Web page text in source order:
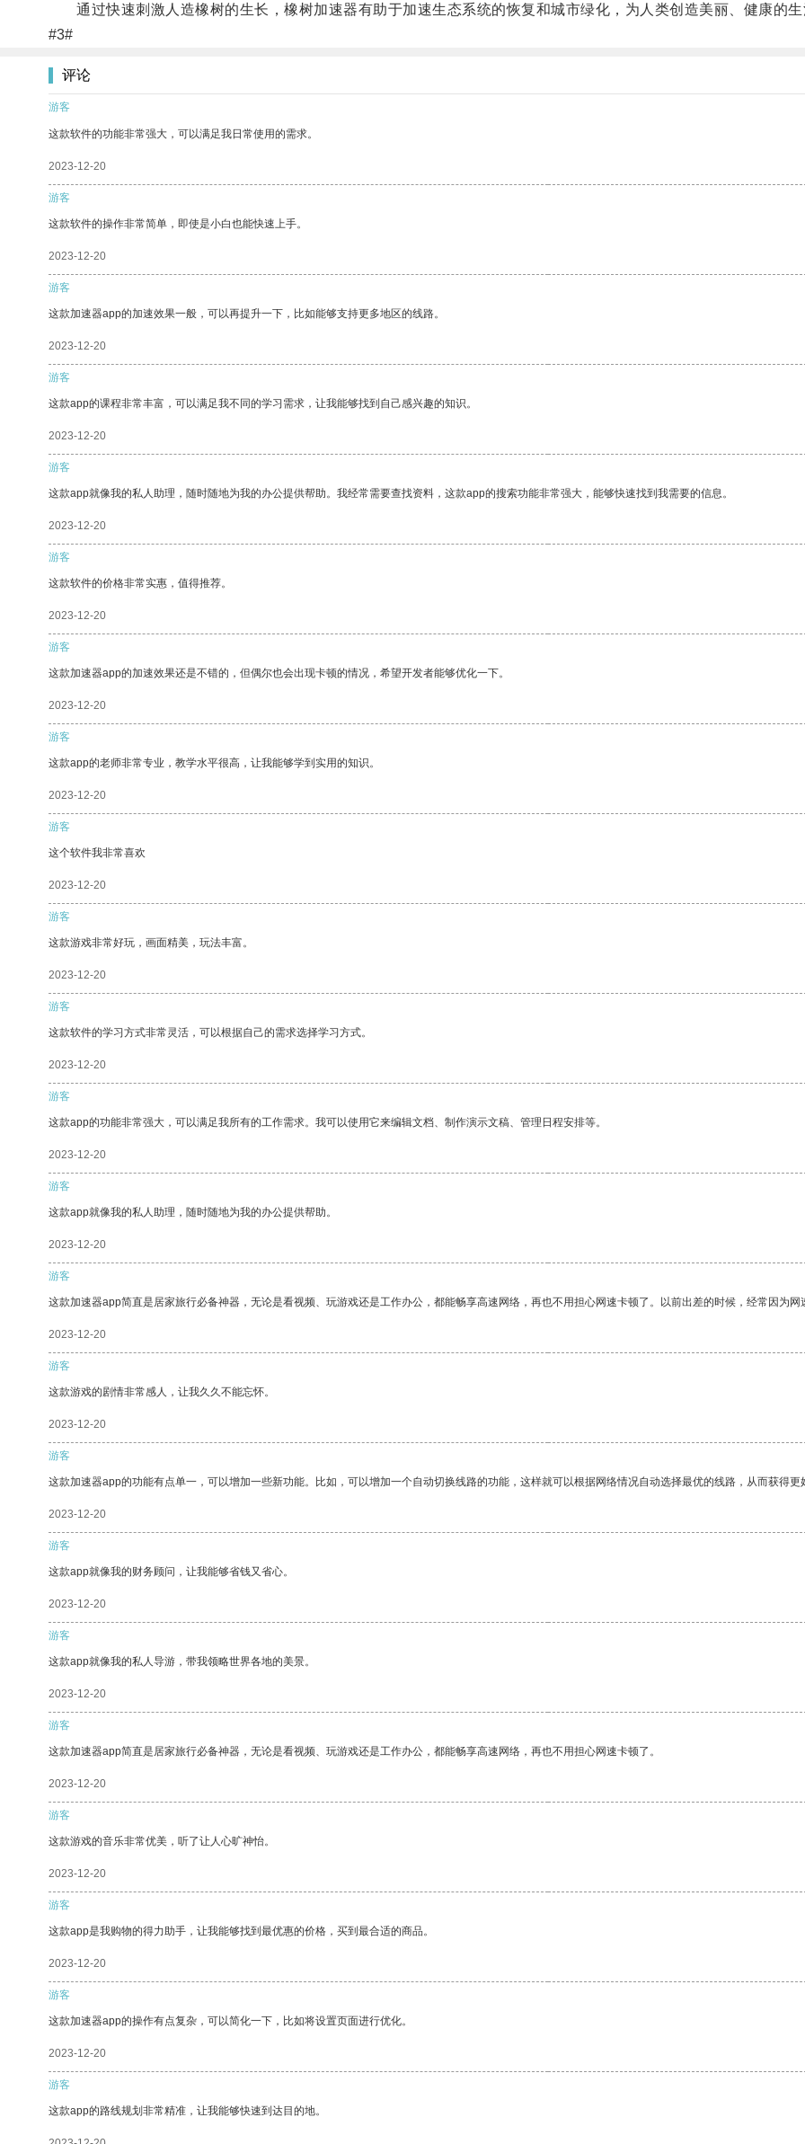
通过快速刺激人造橡树的生长，橡树加速器有助于加速生态系统的恢复和城市绿化，为人类创造美丽、健康的生
#3#
评论
游客
这款软件的功能非常强大，可以满足我日常使用的需求。
2023-12-20
游客
这款软件的操作非常简单，即使是小白也能快速上手。
2023-12-20
游客
这款加速器app的加速效果一般，可以再提升一下，比如能够支持更多地区的线路。
2023-12-20
游客
这款app的课程非常丰富，可以满足我不同的学习需求，让我能够找到自己感兴趣的知识。
2023-12-20
游客
这款app就像我的私人助理，随时随地为我的办公提供帮助。我经常需要查找资料，这款app的搜索功能非常强大，能够快速找到我需要的信息。
2023-12-20
游客
这款软件的价格非常实惠，值得推荐。
2023-12-20
游客
这款加速器app的加速效果还是不错的，但偶尔也会出现卡顿的情况，希望开发者能够优化一下。
2023-12-20
游客
这款app的老师非常专业，教学水平很高，让我能够学到实用的知识。
2023-12-20
游客
这个软件我非常喜欢
2023-12-20
游客
这款游戏非常好玩，画面精美，玩法丰富。
2023-12-20
游客
这款软件的学习方式非常灵活，可以根据自己的需求选择学习方式。
2023-12-20
游客
这款app的功能非常强大，可以满足我所有的工作需求。我可以使用它来编辑文档、制作演示文稿、管理日程安排等。
2023-12-20
游客
这款app就像我的私人助理，随时随地为我的办公提供帮助。
2023-12-20
游客
这款加速器app简直是居家旅行必备神器，无论是看视频、玩游戏还是工作办公，都能畅享高速网络，再也不用担心网速卡顿了。以前出差的时候，经常因为
2023-12-20
游客
这款游戏的剧情非常感人，让我久久不能忘怀。
2023-12-20
游客
这款加速器app的功能有点单一，可以增加一些新功能。比如，可以增加一个自动切换线路的功能，这样就可以根据网络情况自动选择最优的线路，从而获得更
2023-12-20
游客
这款app就像我的财务顾问，让我能够省钱又省心。
2023-12-20
游客
这款app就像我的私人导游，带我领略世界各地的美景。
2023-12-20
游客
这款加速器app简直是居家旅行必备神器，无论是看视频、玩游戏还是工作办公，都能畅享高速网络，再也不用担心网速卡顿了。
2023-12-20
游客
这款游戏的音乐非常优美，听了让人心旷神怡。
2023-12-20
游客
这款app是我购物的得力助手，让我能够找到最优惠的价格，买到最合适的商品。
2023-12-20
游客
这款加速器app的操作有点复杂，可以简化一下，比如将设置页面进行优化。
2023-12-20
游客
这款app的路线规划非常精准，让我能够快速到达目的地。